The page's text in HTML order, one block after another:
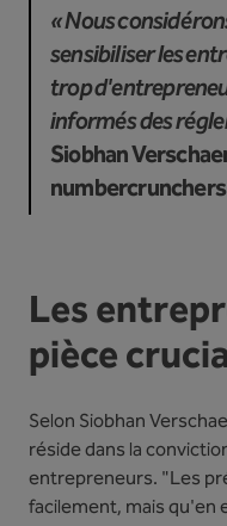
« Nous
sensibiliser les
trop
informés des
Siobhan
numbercrunchers
Les
pièce
Selon Siobhan
réside dans la
entrepreneurs. "Les
facilement, mais